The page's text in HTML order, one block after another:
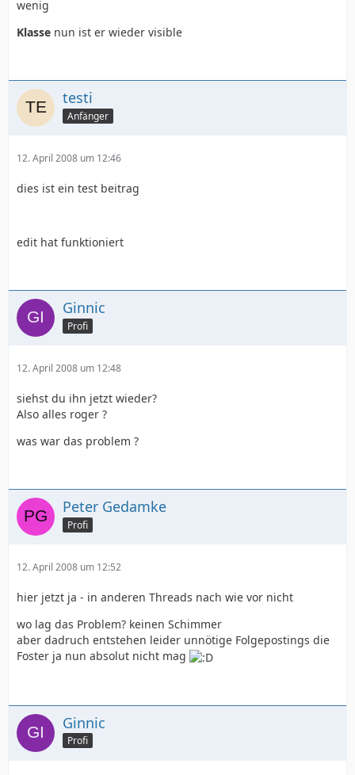
wenig
Klasse nun ist er wieder visible
testi
Anfänger
12. April 2008 um 12:46
dies ist ein test beitrag
edit hat funktioniert
Ginnic
Profi
12. April 2008 um 12:48
siehst du ihn jetzt wieder?
Also alles roger ?
was war das problem ?
Peter Gedamke
Profi
12. April 2008 um 12:52
hier jetzt ja - in anderen Threads nach wie vor nicht
wo lag das Problem? keinen Schimmer
aber dadruch entstehen leider unnötige Folgepostings die
Foster ja nun absolut nicht mag
Ginnic
Profi